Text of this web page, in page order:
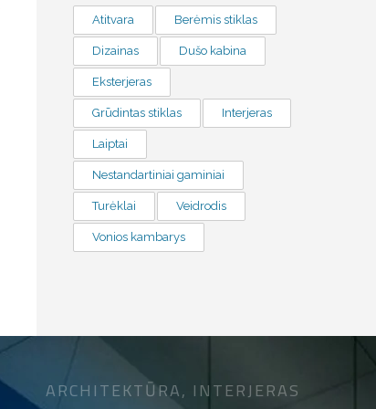
Atitvara Berėmis stiklas
Dizainas Dušo kabina
Eksterjeras
Grūdintas stiklas Interjeras
Laiptai
Nestandartiniai gaminiai
Turėklai Veidrodis
Vonios kambarys
ARCHITEKTŪRA, INTERJERAS